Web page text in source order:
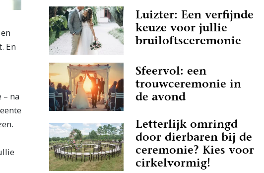
En
– na
Luizter: Een verfijnde
keuze voor jullie
bruiloftsceremonie
Sfeervol: een
trouwceremonie in
de avond
Letterlijk omringd
door dierbaren bij de
ceremonie? Kies voor
cirkelvormig!